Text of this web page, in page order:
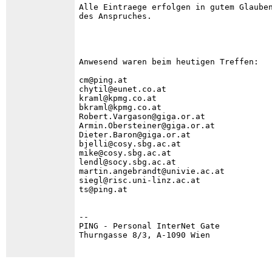
Alle Eintraege erfolgen in gutem
des Anspruches.
Anwesend waren beim heutigen Treffen:
cm@ping.at
chytil@eunet.co.at
kraml@kpmg.co.at
bkraml@kpmg.co.at
Robert.Vargason@giga.or.at
Armin.Obersteiner@giga.or.at
Dieter.Baron@giga.or.at
bjelli@cosy.sbg.ac.at
mike@cosy.sbg.ac.at
lendl@socy.sbg.ac.at
martin.angebrandt@univie.ac.at
siegl@risc.uni-linz.ac.at
ts@ping.at
--
PING - Personal InterNet Gate
Thurngasse 8/3, A-1090 Wien